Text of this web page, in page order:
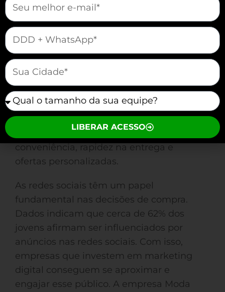
Quem São e O Que
Buscam?
Você conhece o perfil dos consumidores
que estão fazendo a transição para as
compras online? Atualmente, 152% da
população brasileira, especialmente
jovens entre 18 e 34 anos, estão cada vez
mais conectados. Eles buscam
conveniência, rapidez na entrega e
ofertas personalizadas.
As redes sociais têm um papel
fundamental nas decisões de compra.
Dados indicam que cerca de 62% dos
jovens afirmam ser influenciados por
anúncios nas redes sociais. Com isso,
empresas que investem em marketing
digital conseguem se aproximar e
engajar esse público. A empresa Moda
mauticform[telefone]
mauticform[cidade]
mauticform[equipe]
LIBERAR ACESSO